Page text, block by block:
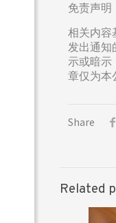
免责声明
相关内容
发出通知
示或暗示
章仅为本
Share
Related